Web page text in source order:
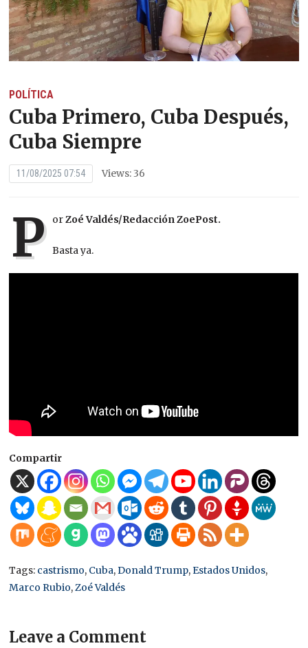
POLÍTICA
Cuba Primero, Cuba Después,
Cuba Siempre
11/08/2025 07:54 Views: 36
P orZoé Valdés/Redacción ZoePost.
Basta ya.
Compartir
Tags: castrismo, Cuba,Donald Trump,Estados Unidos,
Marco Rubio,Zoé Valdés
Leave a Comment